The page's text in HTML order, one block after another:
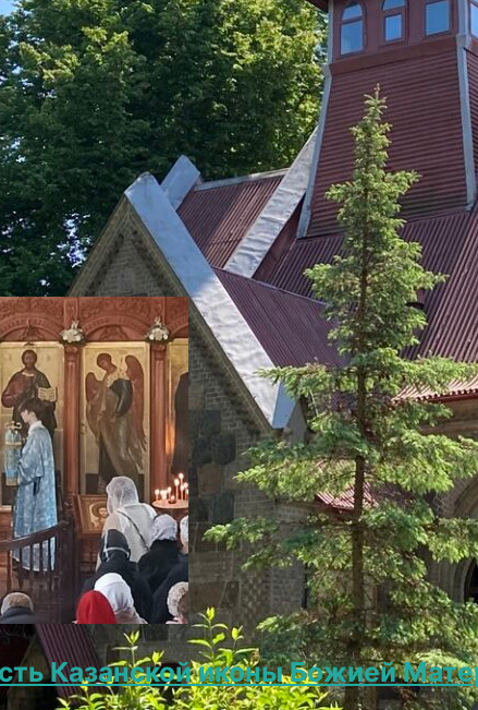
Казанской иконы Божией